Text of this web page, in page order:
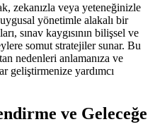
zekanızla veya yeteneğinizle
yönetimle alakalı bir
sınav kaygısının bilişsel ve
somut stratejiler sunar. Bu
nedenleri anlamanıza ve
geliştirmenize yardımcı
ve Geleceğe